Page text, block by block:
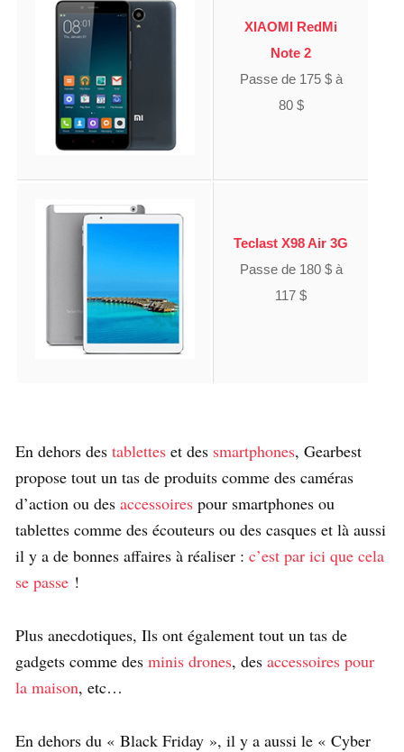
XIAOMI RedMi
Note 2
Passe de 175 $ à
80 $
Teclast X98 Air 3G
Passe de 180 $ à
117 $
En dehors des tablettes et des smartphones, Gearbest
propose tout un tas de produits comme des caméras
d’action ou des accessoires pour smartphones ou
tablettes comme des écouteurs ou des casques et là aussi
il y a de bonnes affaires à réaliser : c’est par ici que cela
se passe !
Plus anecdotiques, Ils ont également tout un tas de
gadgets comme des minis drones, des accessoires pour
la maison, etc…
En dehors du « Black Friday », il y a aussi le « Cyber